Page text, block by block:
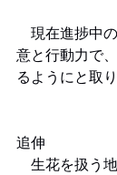
現在進捗中
意と行動力で
るようにと取
追伸
生花を扱う